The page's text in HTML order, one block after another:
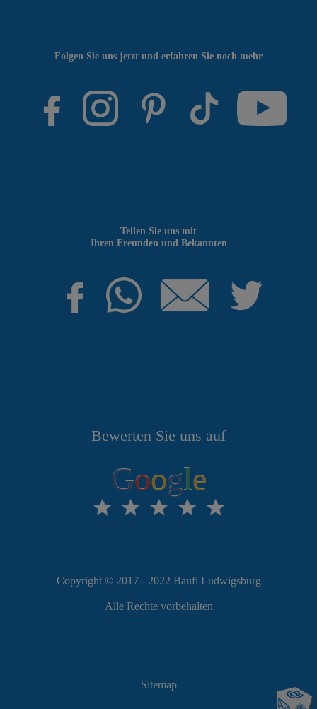
Bewerten Sie uns auf
Google
Teilen Sie uns mit
Ihren Freunden und Bekannten
Folgen Sie uns jetzt und erfahren Sie noch mehr
Copyright © 2017 - 2022 Baufi Ludwigsburg
Alle Rechte vorbehalten
Sitemap